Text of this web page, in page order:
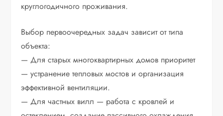
круглогодичного проживания.
Выбор первоочередных задач зависит от типа
объекта:
— Для старых многоквартирных домов приоритет
— устранение тепловых мостов и организация
эффективной вентиляции.
— Для частных вилл — работа с кровлей и